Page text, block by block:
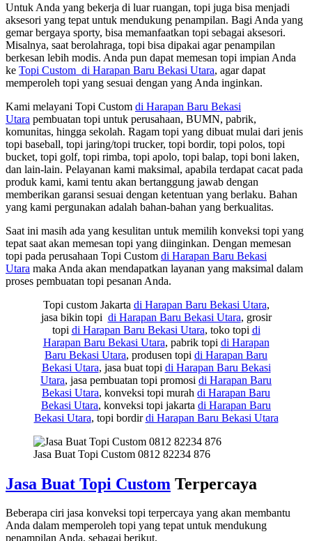
Untuk Anda yang bekerja di luar ruangan, topi juga bisa menjadi
aksesori yang tepat untuk mendukung penampilan. Bagi Anda yang
gemar bergaya sporty, bisa memanfaatkan topi sebagai aksesori.
Misalnya, saat berolahraga, topi bisa dipakai agar penampilan
berkesan lebih modis. Anda pun dapat memesan topi impian Anda
ke Topi Custom di Harapan Baru Bekasi Utara, agar dapat
memperoleh topi yang sesuai dengan yang Anda inginkan.
Kami melayani Topi Custom di Harapan Baru Bekasi
Utara pembuatan topi untuk perusahaan, BUMN, pabrik,
komunitas, hingga sekolah. Ragam topi yang dibuat mulai dari jenis
topi baseball, topi jaring/topi trucker, topi bordir, topi polos, topi
bucket, topi golf, topi rimba, topi apolo, topi balap, topi boni laken,
dan lain-lain. Pelayanan kami maksimal, apabila terdapat cacat pada
produk kami, kami tentu akan bertanggung jawab dengan
memberikan garansi sesuai dengan ketentuan yang berlaku. Bahan
yang kami pergunakan adalah bahan-bahan yang berkualitas.
Saat ini masih ada yang kesulitan untuk memilih konveksi topi yang
tepat saat akan memesan topi yang diinginkan. Dengan memesan
topi pada perusahaan Topi Custom di Harapan Baru Bekasi
Utara maka Anda akan mendapatkan layanan yang maksimal dalam
proses pembuatan topi pesanan Anda.
Topi custom Jakarta di Harapan Baru Bekasi Utara,
jasa bikin topi di Harapan Baru Bekasi Utara, grosir
topi di Harapan Baru Bekasi Utara, toko topi di
Harapan Baru Bekasi Utara, pabrik topi di Harapan
Baru Bekasi Utara, produsen topi di Harapan Baru
Bekasi Utara, jasa buat topi di Harapan Baru Bekasi
Utara, jasa pembuatan topi promosi di Harapan Baru
Bekasi Utara, konveksi topi murah di Harapan Baru
Bekasi Utara, konveksi topi jakarta di Harapan Baru
Bekasi Utara, topi bordirdi Harapan Baru Bekasi Utara
Jasa Buat Topi Custom 0812 82234 876
Jasa Buat Topi Custom Terpercaya
Beberapa ciri jasa konveksi topi terpercaya yang akan membantu
Anda dalam memperoleh topi yang tepat untuk mendukung
penampilan Anda, sebagai berikut.